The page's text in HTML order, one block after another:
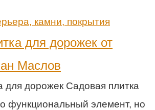
камни, покрытия
для дорожек от
Маслов
для дорожек Садовая плитка
функциональный элемент, но